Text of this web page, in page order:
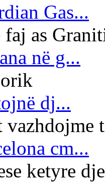
Gas...
as
në g...
dj...
vazhdojme
cm...
ketyre